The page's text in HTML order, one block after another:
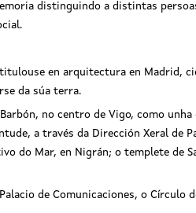
distinguindo a distintas
en arquitectura en Madrid,
da súa terra.
no centro de Vigo, como
a través da Dirección Xeral de
do Mar, en Nigrán; o templete de
de Comunicaciones, o